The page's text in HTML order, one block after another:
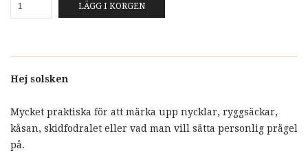
LÄGG I KORGEN
Hej solsken
Mycket praktiska för att märka upp nycklar, ryggsäckar,
kåsan, skidfodralet eller vad man vill sätta personlig prägel
på.